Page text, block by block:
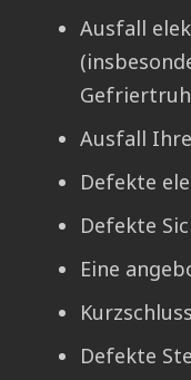
Ausfall
Ausfall
Defekte
Defekte
Eine
Defekte